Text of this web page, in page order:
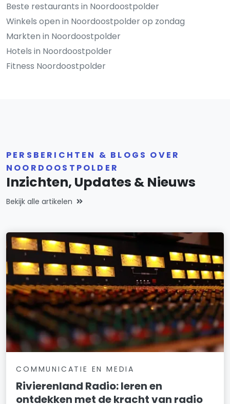
Beste restaurants in Noordoostpolder
Winkels open in Noordoostpolder op zondag
Markten in Noordoostpolder
Hotels in Noordoostpolder
Fitness Noordoostpolder
PERSBERICHTEN & BLOGS OVER
NOORDOOSTPOLDER
Inzichten, Updates & Nieuws
Bekijk alle artikelen
COMMUNICATIE EN MEDIA
Rivierenland Radio: leren en
ontdekken met de kracht van radio